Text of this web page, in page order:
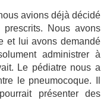
avions déjà décidé
Nous avons
et lui avons demandé
administrer à
Le pédiatre nous a
le pneumocoque. Il
présenter des